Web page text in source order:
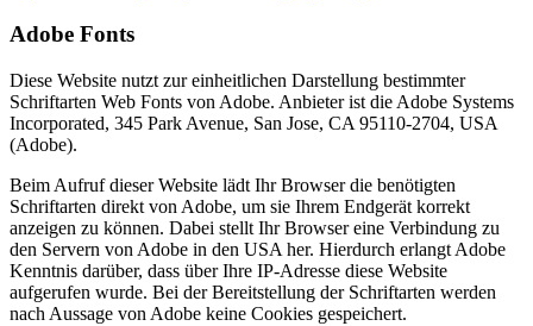
Adobe Fonts
Diese Website nutzt zur einheitlichen Darstellung bestimmter
Schriftarten Web Fonts von Adobe. Anbieter ist die Adobe Systems
Incorporated, 345 Park Avenue, San Jose, CA 95110-2704, USA
(Adobe).
Beim Aufruf dieser Website lädt Ihr Browser die benötigten
Schriftarten direkt von Adobe, um sie Ihrem Endgerät korrekt
anzeigen zu können. Dabei stellt Ihr Browser eine Verbindung zu
den Servern von Adobe in den USA her. Hierdurch erlangt Adobe
Kenntnis darüber, dass über Ihre IP-Adresse diese Website
aufgerufen wurde. Bei der Bereitstellung der Schriftarten werden
nach Aussage von Adobe keine Cookies gespeichert.